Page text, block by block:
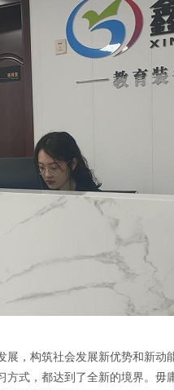
展，构筑社会发展新优势和新动
方式，都达到了全新的境界。毋